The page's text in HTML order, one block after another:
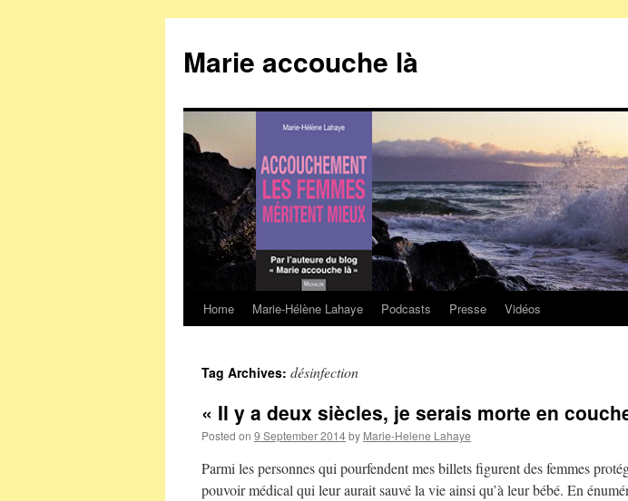
Marie accouche là
Skip
content
Home Marie-Hélène Lahaye Podcasts Presse Vidéos
Tag Archives: désinfection
« Il y a deux siècles, je serais morte en
Posted on 9 September 2014by Marie-Helene Lahaye
Parmi les personnes qui pourfendent mes billets figurent des femmes
pouvoir médical qui leur aurait sauvé la vie ainsi qu’à leur bébé. En